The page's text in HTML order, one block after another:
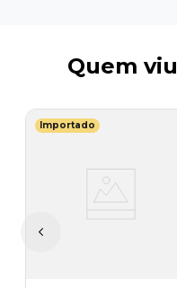
Quem
Importado